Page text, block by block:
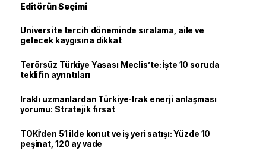
Editörün Seçimi
Üniversite tercih döneminde sıralama, aile ve
gelecek kaygısına dikkat
Terörsüz Türkiye Yasası Meclis’te: İşte 10 soruda
teklifin ayrıntıları
Iraklı uzmanlardan Türkiye-Irak enerji anlaşması
yorumu: Stratejik fırsat
TOKİ’den 51 ilde konut ve iş yeri satışı: Yüzde 10
peşinat, 120 ay vade